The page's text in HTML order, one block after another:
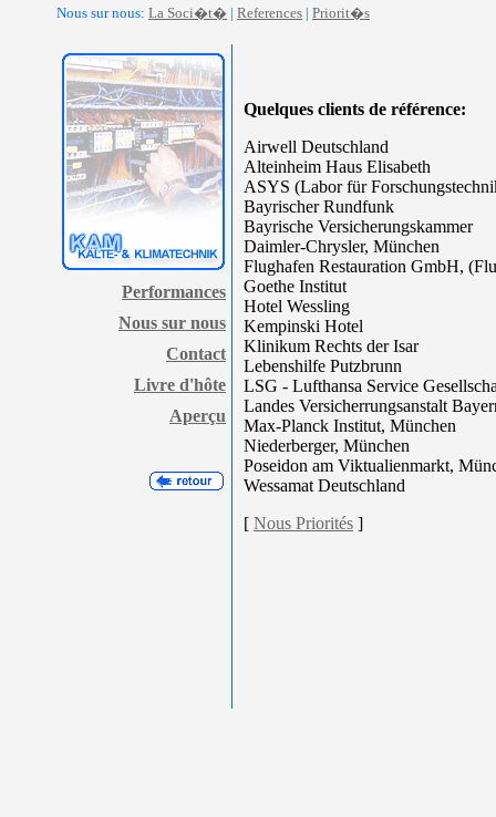
Nous sur nous: La Soci�t� | References | Priorit�s
Performances
Nous sur nous
Contact
Livre d'hôte
Aperçu
Quelques clients de référence:
Airwell Deutschland
Alteinheim Haus Elisabeth
ASYS (Labor für
Bayrischer Rundfunk
Bayrische Versicherungskammer
Daimler-Chrysler, München
Flughafen Restauration GmbH,
Goethe Institut
Hotel Wessling
Kempinski Hotel
Klinikum Rechts der Isar
Lebenshilfe Putzbrunn
LSG - Lufthansa Service
Landes Versicherrungsanstalt
Max-Planck Institut, München
Niederberger, München
Poseidon am Viktualienmarkt,
Wessamat Deutschland
[ Nous Priorités ]